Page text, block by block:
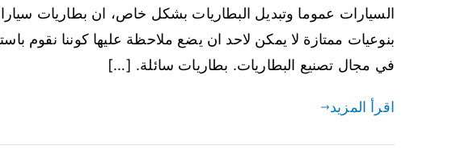
السيارات عموما وتبديل البطاريات بشكل خاص، ان بطاريات
بنوعيات ممتازة لا يمكن لاحد ان يضع ملاحظة عليها كوننا نقوم
في مجال تصنيع البطاريات. بطاريات سائلة. […]
اقرأ المزيد